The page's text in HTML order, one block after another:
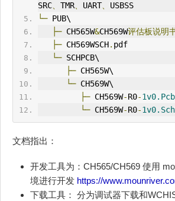
SRC、 TMR、 UART、 USBSS
└─ PUB\
├─ CH565W&CH569W评估板说明
├─ CH569WSCH. pdf
└─ SCHPCB\
├─ CH565W\
└─ CH569W\
├─ CH569W-R0-
└─ CH569W-R0-
文档指出：
开发工具为：CH565/CH569 使用
境进行开发 https://
下载工具： 分为调试器下载和